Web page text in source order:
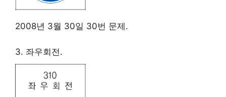
2008년 3월 30일 30번 문제.
3. 좌우회전.